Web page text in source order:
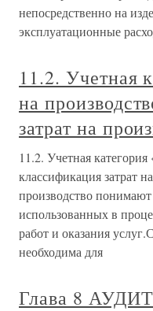
непосредственно на
эксплуатационные
11.2. Учетная
на
затрат на
11.2. Учетная
классификация затрат
производство понимают
использованных в
работ и оказания
необходима для
Глава 8